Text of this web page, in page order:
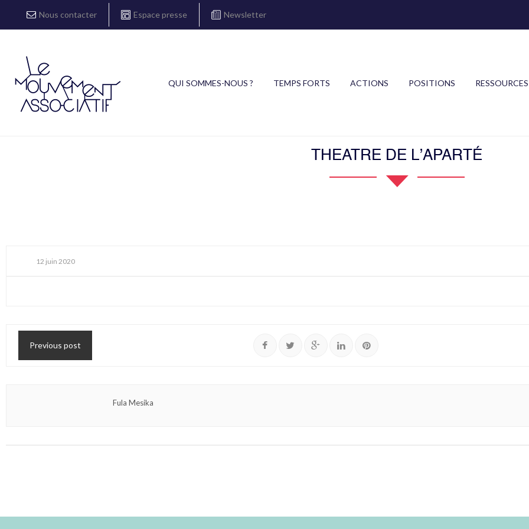
Nous contacter Espace presse Newsletter
QUI SOMMES-NOUS ? TEMPS FORTS ACTIONS POSITIONS RESSOURCES
THEATRE DE L’APARTÉ
12 juin 2020
Previous post
Fula Mesika